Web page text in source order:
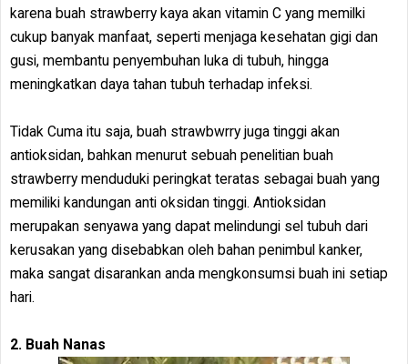
karena buah strawberry kaya akan vitamin C yang memilki
cukup banyak manfaat, seperti menjaga kesehatan gigi dan
gusi, membantu penyembuhan luka di tubuh, hingga
meningkatkan daya tahan tubuh terhadap infeksi.
Tidak Cuma itu saja, buah strawbwrry juga tinggi akan
antioksidan, bahkan menurut sebuah penelitian buah
strawberry menduduki peringkat teratas sebagai buah yang
memiliki kandungan anti oksidan tinggi. Antioksidan
merupakan senyawa yang dapat melindungi sel tubuh dari
kerusakan yang disebabkan oleh bahan penimbul kanker,
maka sangat disarankan anda mengkonsumsi buah ini setiap
hari.
2. Buah Nanas